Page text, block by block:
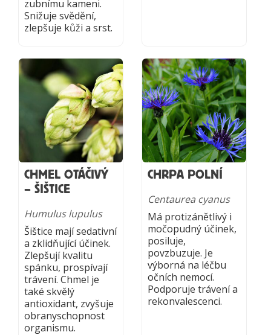
zubnímu kameni.
Snižuje svědění,
zlepšuje kůži a srst.
CHMEL OTÁČIVÝ
– ŠIŠTICE
Humulus lupulus
Šištice mají sedativní
a zklidňující účinek.
Zlepšují kvalitu
spánku, prospívají
trávení. Chmel je
také skvělý
antioxidant, zvyšuje
obranyschopnost
organismu.
CHRPA POLNÍ
Centaurea cyanus
Má protizánětlivý i
močopudný účinek,
posiluje,
povzbuzuje. Je
výborná na léčbu
očních nemocí.
Podporuje trávení a
rekonvalescenci.